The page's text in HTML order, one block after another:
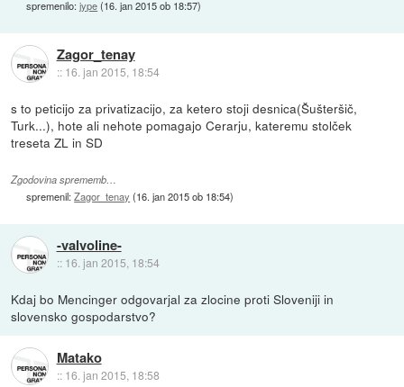
spremenilo:jype(16. jan 2015 ob 18:57)
Zagor_tenay
:: 16. jan 2015, 18:54
s to peticijo za privatizacijo, za ketero stoji desnica(Šušteršič,
Turk...), hote ali nehote pomagajo Cerarju, kateremu stolček
treseta ZL in SD
Zgodovina sprememb…
spremenil:Zagor_tenay (16. jan 2015 ob 18:54)
-valvoline-
:: 16. jan 2015, 18:54
Kdaj bo Mencinger odgovarjal za zlocine proti Sloveniji in
slovensko gospodarstvo?
Matako
:: 16. jan 2015, 18:58